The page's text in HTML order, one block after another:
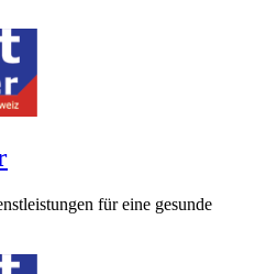
für eine gesunde